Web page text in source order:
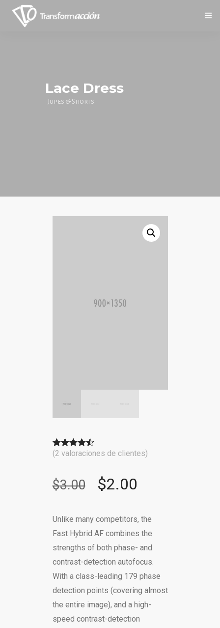
Nosotros
Lace Dress
Jupes & Shorts
Valorado
base a
2
valoraciones
de
(2 valoraciones de clientes)
$3.00 $2.00
Unlike many competitors, the
Fast Hybrid AF combines the
strengths of both phase- and
contrast-detection autofocus.
With a class-leading 179 phase
detection points (covering almost
the entire image), and a high-
speed contrast-detection